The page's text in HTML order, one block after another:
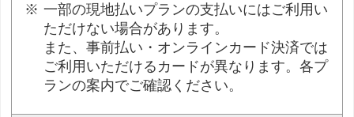
一部の現地払いプランの支払いにはご利用い
ただけない場合があります。
また、事前払い・オンラインカード決済では
ご利用いただけるカードが異なります。各プ
ランの案内でご確認ください。